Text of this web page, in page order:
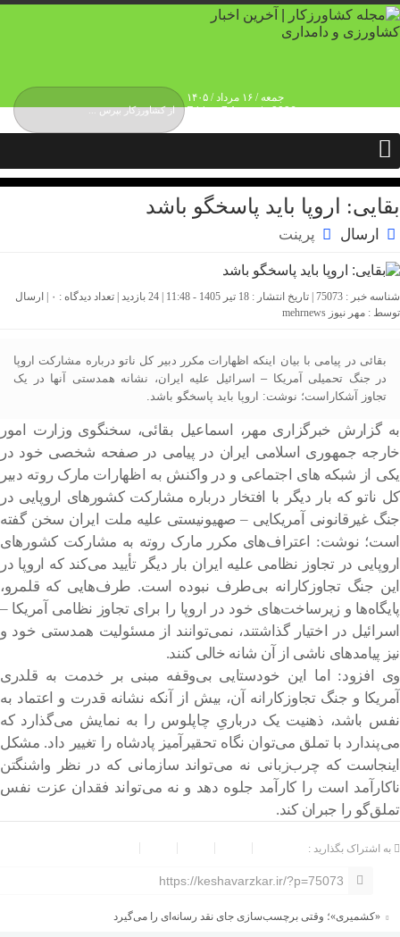
جمعه / ۱۶ مرداد / ۱۴۰۵
Friday, 7 August , 2026
بقایی: اروپا باید پاسخگو باشد
ارسال پرینت
شناسه خبر : 75073 | تاریخ انتشار : 18 تیر 1405 - 11:48 | 24 بازدید | تعداد دیدگاه : ۰
| ارسال
توسط : مهر نیوز mehrnews
بقائی در پیامی با بیان اینکه اظهارات مکرر دبیر کل ناتو درباره مشارکت اروپا
در جنگ تحمیلی آمریکا – اسرائیل علیه ایران، نشانه همدستی آنها در یک
تجاوز آشکاراست؛ نوشت: اروپا باید پاسخگو باشد.
به گزارش خبرگزاری مهر، اسماعیل بقائی، سخنگوی وزارت امور
خارجه جمهوری اسلامی ایران در پیامی در صفحه شخصی خود در
یکی از شبکه های اجتماعی و در واکنش به اظهارات مارک روته دبیر
کل ناتو که بار دیگر با افتخار درباره مشارکت کشورهای اروپایی در
جنگ غیرقانونی آمریکایی – صهیونیستی علیه ملت ایران سخن گفته
است؛ نوشت: اعتراف‌های مکرر مارک روته به مشارکت کشورهای
اروپایی در تجاوز نظامی علیه ایران بار دیگر تأیید می‌کند که اروپا در
این جنگ تجاوزکارانه بی‌طرف نبوده است. طرف‌هایی که قلمرو،
پایگاه‌ها و زیرساخت‌های خود در اروپا را برای تجاوز نظامی آمریکا –
اسرائیل در اختیار گذاشتند، نمی‌توانند از مسئولیت همدستی خود و
نیز پیامدهای ناشی از آن شانه خالی کنند.
وی افزود: اما این خودستایی بی‌وقفه مبنی بر خدمت به قلدری
آمریکا و جنگ تجاوزکارانه آن، بیش از آنکه نشانه قدرت و اعتماد به
نفس باشد، ذهنیت یک درباریِ چاپلوس را به نمایش می‌گذارد که
می‌پندارد با تملق می‌توان نگاه تحقیرآمیز پادشاه را تغییر داد. مشکل
اینجاست که چرب‌زبانی نه می‌تواند سازمانی که در نظر واشنگتن
ناکارآمد است را کارآمد جلوه دهد و نه می‌تواند فقدان عزت نفس
تملق‌گو را جبران کند.
به اشتراک بگذارید :
https://keshavarzkar.ir/?p=75073
«کشمیری»؛ وقتی برچسب‌سازی جای نقد رسانه‌ای را می‌گیرد